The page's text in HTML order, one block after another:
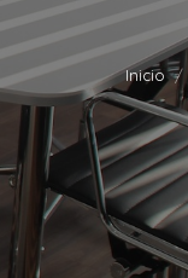
Inicio